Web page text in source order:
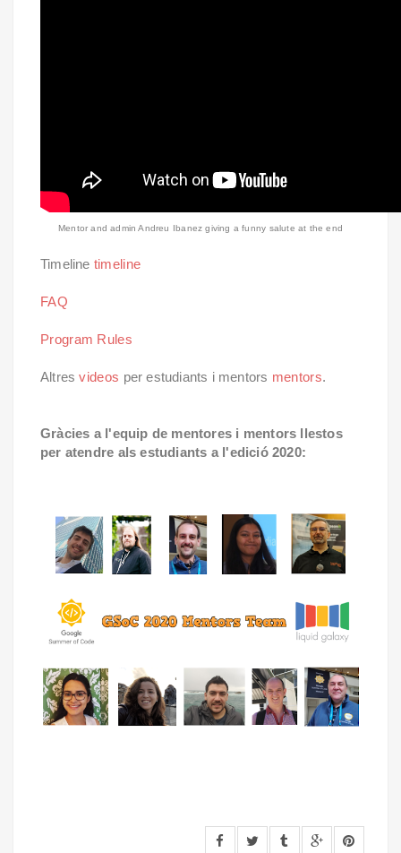
Mentor and admin Andreu Ibanez giving a funny salute at the end
Timeline timeline
FAQ
Program Rules
Altresvideos per estudiants i mentors mentors.
Gràcies a l'equip de mentores i mentors llestos
per atendre als estudiants a l'edició 2020: